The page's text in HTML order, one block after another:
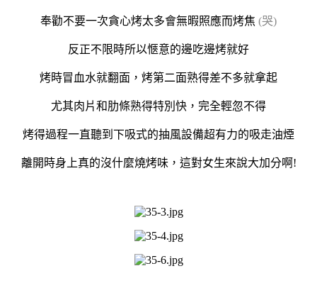
奉勸不要一次貪心烤太多會無暇照應而烤焦 (哭)
反正不限時所以愜意的邊吃邊烤就好
烤時冒血水就翻面，烤第二面熟得差不多就拿起
尤其肉片和肋條熟得特別快，完全輕忽不得
烤得過程一直聽到下吸式的抽風設備超有力的吸走油煙
離開時身上真的沒什麼燒烤味，這對女生來說大加分啊!